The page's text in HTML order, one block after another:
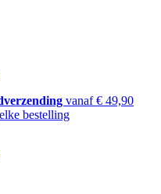
vanaf € 49,90
bestelling